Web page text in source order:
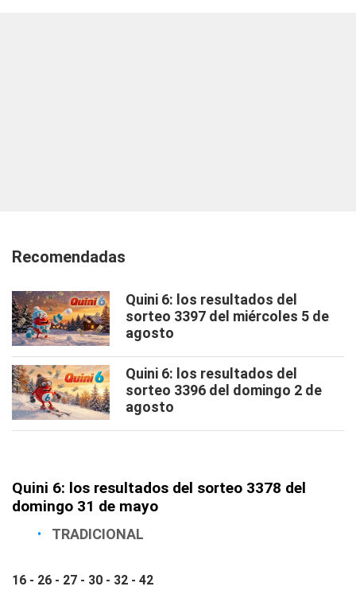
Recomendadas
Quini 6: los resultados del
sorteo 3397 del miércoles 5 de
agosto
Quini 6: los resultados del
sorteo 3396 del domingo 2 de
agosto
Quini 6: los resultados del sorteo 3378 del
domingo 31 de mayo
TRADICIONAL
16 - 26 - 27 - 30 - 32 - 42